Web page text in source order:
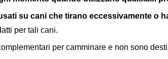
su cani che tirano eccessivamente o
per tali cani.
per camminare e non sono